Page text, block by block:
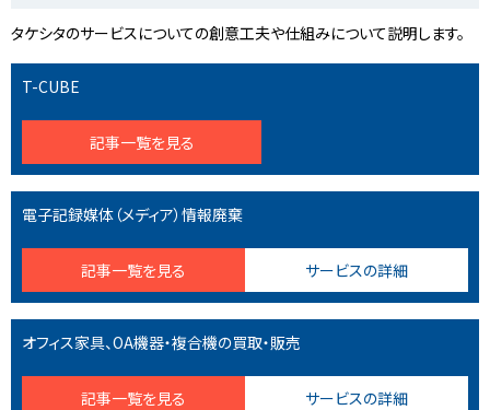
タケシタのサービスについての創意工夫や仕組みについて説明します。
T-CUBE
記事一覧を見る
電子記録媒体（メディア）情報廃棄
記事一覧を見る サービスの詳細
オフィス家具、OA機器・複合機の買取・販売
記事一覧を見る サービスの詳細